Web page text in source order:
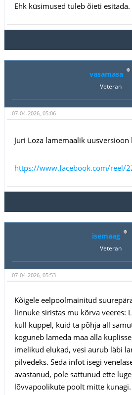
Ehk küsimused tuleb õieti esitada.
vasamasa
Veteran
07-04-2026, 05:06
Juri Loza lamemaalik uusversioon
https://www.facebook.com/reel/
isemaag
Veteran
07-04-2026, 05:53
Kõigele eelpoolmainitud
linnuke siristas mu kõrva veeres:
küll kuppel, kuid ta põhja all
koguneb lameda maa alla
imelikud elukad, vesi aurub läbi
pilvedeks. Seda infot isegi
avastanud, pole sattunud ette
lõvvapoolikute poolt mitte kunagi.